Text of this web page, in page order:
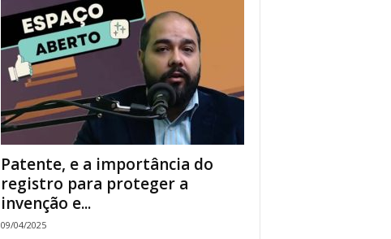
Patente, e a importância do
registro para proteger a
invenção e...
09/04/2025